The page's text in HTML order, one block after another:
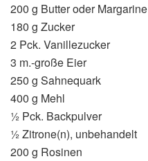
200 g Butter oder Margarine
180 g Zucker
2 Pck. Vanillezucker
3 m.-große Eier
250 g Sahnequark
400 g Mehl
½ Pck. Backpulver
½ Zitrone(n), unbehandelt
200 g Rosinen